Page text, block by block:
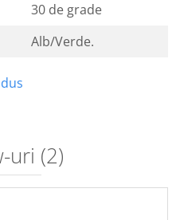
30 de grade
Alb/Verde.
uri (2)